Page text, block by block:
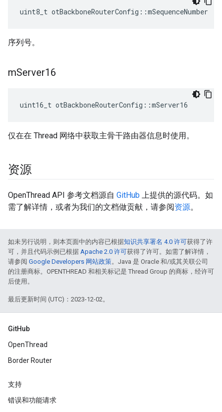
uint8_t otBackboneRouterConfig ::mSequenceNumber
序列号。
mServer16
uint16_t otBackboneRouterConfig ::mServer16
仅在在 Thread 网络中获取主骨干路由器信息时使用。
资源
OpenThread API 参考文档源自 GitHub 上提供的源代码。如
需了解详情，或者为我们的文档做贡献，请参阅资源。
如未另行说明，则本页面中的内容已根据知识共享署名 4.0 许可获得了许
可，并且代码示例已根据 Apache 2.0 许可获得了许可。如需了解详情，
请参阅 Google Developers 网站政策。Java 是 Oracle 和/或其关联公司
的注册商标。OPENTHREAD 和相关标记是 Thread Group 的商标，经许可
后使用。
最后更新时间 (UTC)：2023-12-02。
GitHub
OpenThread
Border Router
支持
错误和功能请求